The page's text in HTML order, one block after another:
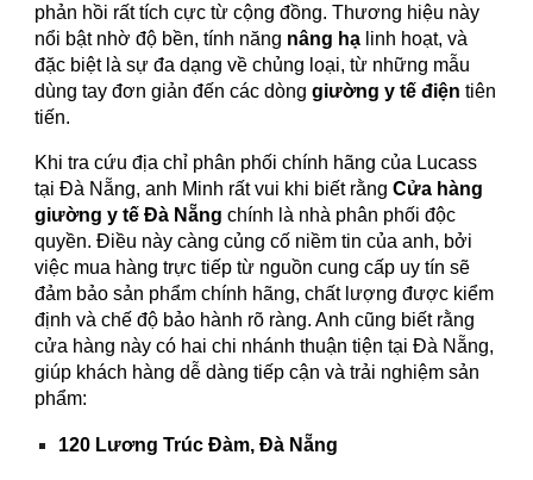
phản hồi rất tích cực từ cộng đồng. Thương hiệu này
nổi bật nhờ độ bền, tính năng nâng hạ linh hoạt, và
đặc biệt là sự đa dạng về chủng loại, từ những mẫu
dùng tay đơn giản đến các dònggiường y tế điện tiên
tiến.
Khi tra cứu địa chỉ phân phối chính hãng của Lucass
tại Đà Nẵng, anh Minh rất vui khi biết rằngCửa hàng
giường y tế Đà Nẵng chính là nhà phân phối độc
quyền. Điều này càng củng cố niềm tin của anh, bởi
việc mua hàng trực tiếp từ nguồn cung cấp uy tín sẽ
đảm bảo sản phẩm chính hãng, chất lượng được kiểm
định và chế độ bảo hành rõ ràng. Anh cũng biết rằng
cửa hàng này có hai chi nhánh thuận tiện tại Đà Nẵng,
giúp khách hàng dễ dàng tiếp cận và trải nghiệm sản
phẩm:
120 Lương Trúc Đàm, Đà Nẵng